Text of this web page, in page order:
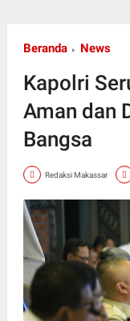
Beranda News
Kapolri
Aman dan
Bangsa
Redaksi Makassar